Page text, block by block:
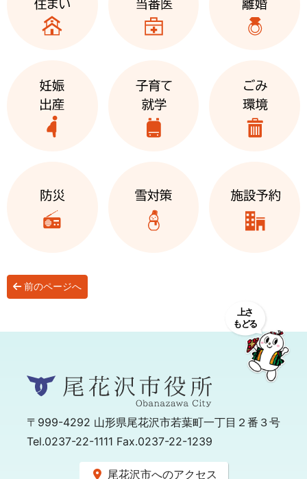
前のページへ
〒999-4292 山形県尾花沢市若葉町一丁目２番３号
Tel.0237-22-1111 Fax.0237-22-1239
尾花沢市へのアクセス